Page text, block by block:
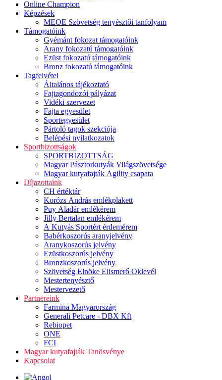
Online Champion
Képzések
MEOE Szövetség tenyésztői tanfolyam
Támogatóink
Gyémánt fokozat támogatóink
Arany fokozatú támogatóink
Ezüst fokozatú támogatóink
Bronz fokozatú támogatóink
Tagfelvétel
Általános tájékoztató
Fajtagondozói pályázat
Vidéki szervezet
Fajta egyesület
Sportegyesület
Pártoló tagok szekciója
Belépési nyilatkozatok
Sportbizottságok
SPORTBIZOTTSÁG
Magyar Pásztorkutyák Világszövetsége
Magyar kutyafajták Agility csapata
Díjazottaink
CH értéktár
Korózs András emlékplakett
Puy Aladár emlékérem
Jilly Bertalan emlékérem
A Kutyás Sportért érdemérem
Babérkoszorús aranyjelvény
Aranykoszorús jelvény
Ezüstkoszorús jelvény
Bronzkoszorús jelvény
Szövetség Elnöke Elismerő Oklevél
Mestertenyésztő
Mestervezető
Partnereink
Farmina Magyarország
Generali Petcare - DBX Kft
Rebiopet
ONE
FCI
Magyar kutyafajták Tanösvénye
Kapcsolat